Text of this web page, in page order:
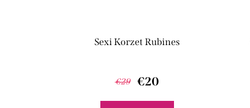
Sexi Korzet Rubines
€29 €20